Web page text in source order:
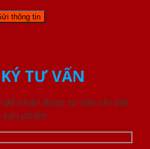
TƯ VẤN
để nhận được tư vấn chi tiết
sản phẩm